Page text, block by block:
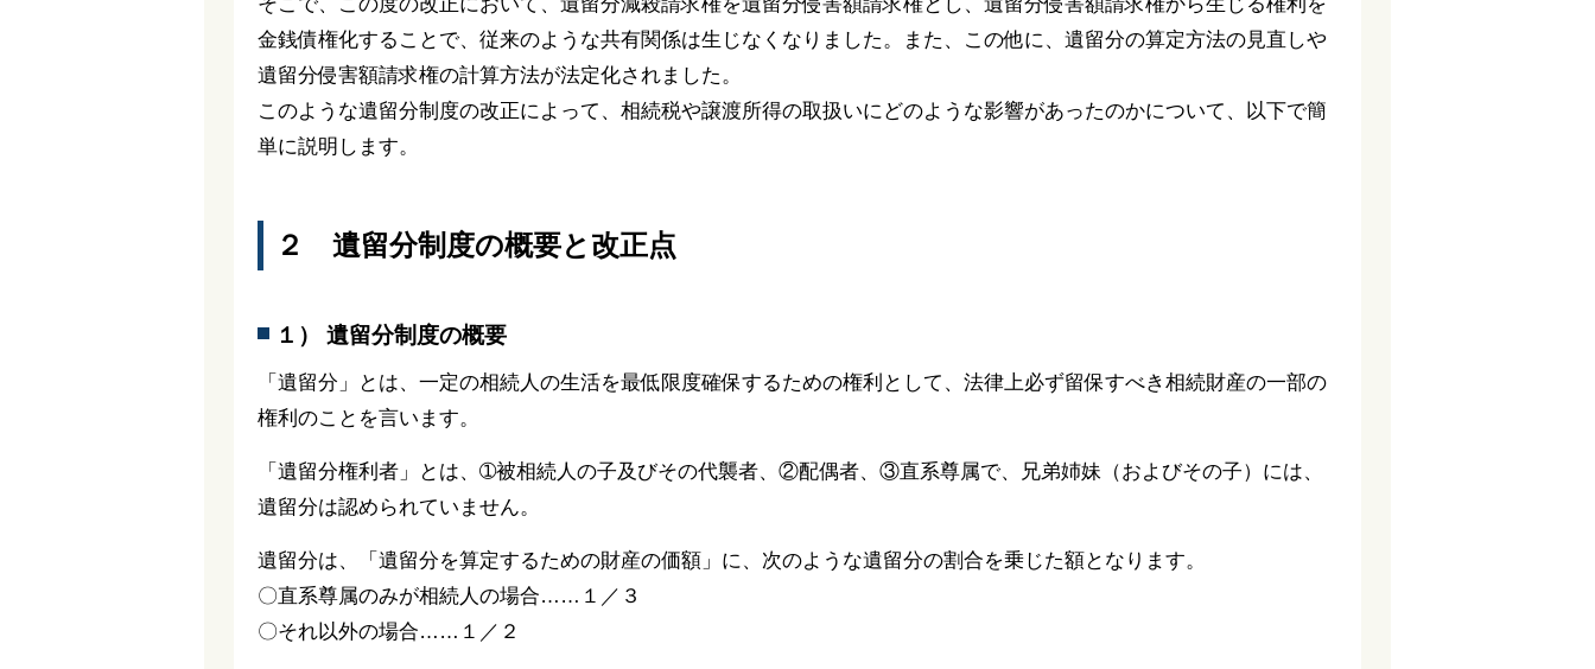
金銭債権化することで、従来のような共有関係は生じなくなりました。また、この他に、遺留分の算定方法の見直しや
遺留分侵害額請求権の計算方法が法定化されました。
このような遺留分制度の改正によって、相続税や譲渡所得の取扱いにどのような影響があったのかについて、以下で簡
単に説明します。
２ 遺留分制度の概要と改正点
１） 遺留分制度の概要
「遺留分」とは、一定の相続人の生活を最低限度確保するための権利として、法律上必ず留保すべき相続財産の一部の
権利のことを言います。
「遺留分権利者」とは、➀被相続人の子及びその代襲者、②配偶者、③直系尊属で、兄弟姉妹（およびその子）には、
遺留分は認められていません。
遺留分は、「遺留分を算定するための財産の価額」に、次のような遺留分の割合を乗じた額となります。
〇直系尊属のみが相続人の場合……１／３
〇それ以外の場合……１／２